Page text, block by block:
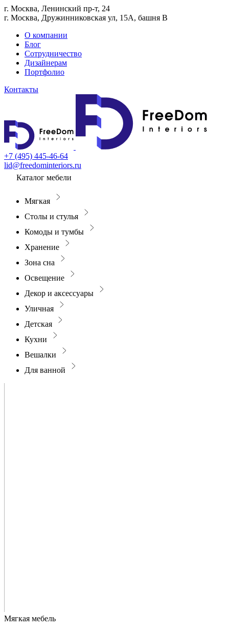
г. Москва, Ленинский пр-т, 24
г. Москва, Дружинниковская ул, 15А, башня В
О компании
Блог
Сотрудничество
Дизайнерам
Портфолио
Контакты
+7 (495) 445-46-64
lid@freedominteriors.ru
Каталог мебели
Мягкая
Столы и стулья
Комоды и тумбы
Хранение
Зона сна
Освещение
Декор и аксессуары
Уличная
Детская
Кухни
Вешалки
Для ванной